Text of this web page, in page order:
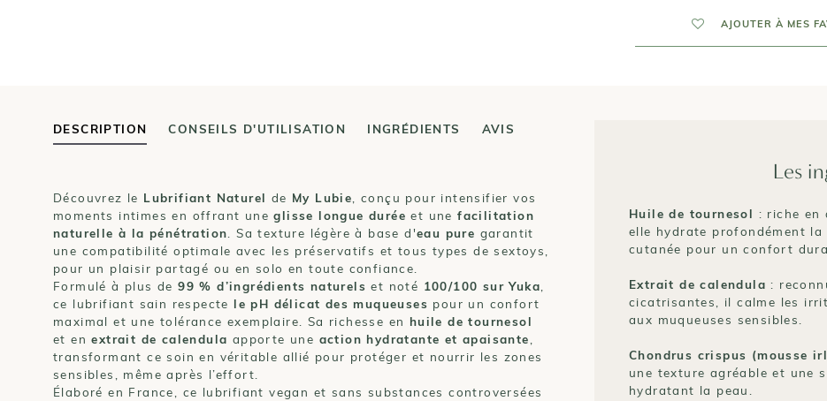
AJOUTER À MES
DESCRIPTION CONSEILS D'UTILISATION INGRÉDIENTS AVIS
Découvrez le Lubrifiant Naturel de My Lubie, conçu pour intensifier vos
moments intimes en offrant uneglisse longue durée et unefacilitation
naturelle à la pénétration. Sa texture légère à base d'eau pure garantit
une compatibilité optimale avec les préservatifs et tous types de sextoys,
pour un plaisir partagé ou en solo en toute confiance.
Formulé à plus de99 % d’ingrédients naturels et noté 100/100 sur Yuka,
ce lubrifiant sain respecte le pH délicat des muqueuses pour un confort
maximal et une tolérance exemplaire. Sa richesse en huile de tournesol
et enextrait de calendula apporte une action hydratante et apaisante,
transformant ce soin en véritable allié pour protéger et nourrir les zones
sensibles, même après l’effort.
Élaboré en France, ce lubrifiant vegan et sans substances controversées
Les
Huile de tournesol : riche en
elle hydrate profondément
cutanée pour un confort
Extrait de calendula :
cicatrisantes, il calme les
aux muqueuses sensibles.
Chondrus crispus (mousse
une texture agréable et une
hydratant la peau.